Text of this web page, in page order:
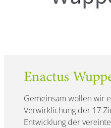
Enactus
Gemeinsam wollen wir
Verwirklichung der 17
Entwicklung der